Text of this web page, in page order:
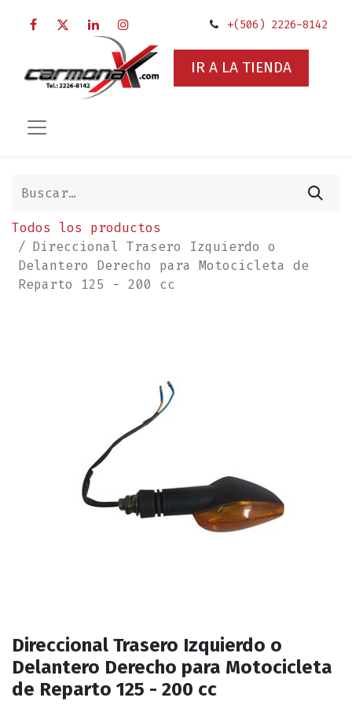
+(506) 2226-8142
IR A LA TIENDA
Todos los productos
Direccional Trasero Izquierdo o
Delantero Derecho para Motocicleta de
Reparto 125 - 200 cc
Direccional Trasero Izquierdo o
Delantero Derecho para Motocicleta
de Reparto 125 - 200 cc